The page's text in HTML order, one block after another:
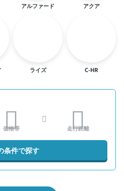
アルファード アクア
ライズ C-HR
価格帯 走行距離
条件で探す